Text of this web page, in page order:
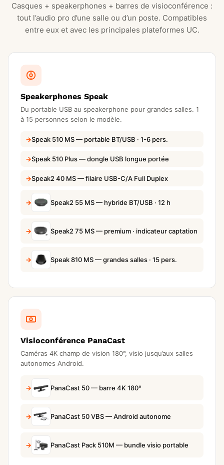
Casques + speakerphones + barres de visioconférence :
tout l’audio pro d’une salle ou d’un poste. Compatibles
entre eux et avec les principales plateformes UC.
Speakerphones Speak
Du portable USB au speakerphone pour grandes salles. 1
à 15 personnes selon le modèle.
Speak 510 MS — portable BT/USB · 1-6 pers.
Speak 510 Plus — dongle USB longue portée
Speak2 40 MS — filaire USB-C/A Full Duplex
Speak2 55 MS — hybride BT/USB · 12 h
Speak2 75 MS — premium · indicateur captation
Speak 810 MS — grandes salles · 15 pers.
Visioconférence PanaCast
Caméras 4K champ de vision 180°, visio jusqu’aux salles
autonomes Android.
PanaCast 50 — barre 4K 180°
PanaCast 50 VBS — Android autonome
PanaCast Pack 510M — bundle visio portable